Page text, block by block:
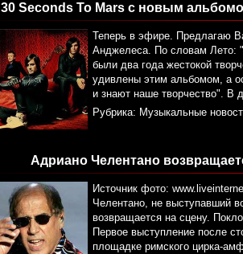
30 Seconds To Mars с новым
Теперь в эфире. Предлагаю
Анджелеса. По словам Лето:
были два года жестокой
удивлены этим альбомом, а
и знают наше творчество". В
Рубрика: Музыкальные
Адриано Челентано
Источник фото:
Челентано, не выступавший
возвращается на сцену.
Первое выступление после
площадке римского цирка-